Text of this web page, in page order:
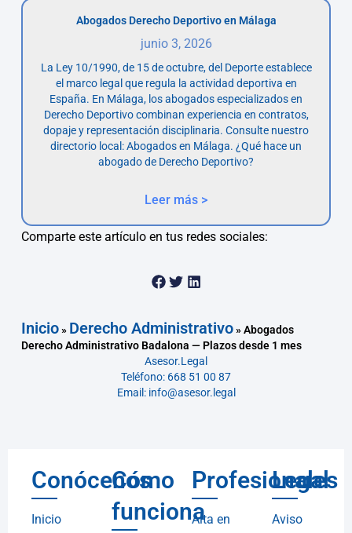
Abogados Derecho Deportivo en Málaga
junio 3, 2026
La Ley 10/1990, de 15 de octubre, del Deporte establece
el marco legal que regula la actividad deportiva en
España. En Málaga, los abogados especializados en
Derecho Deportivo combinan experiencia en contratos,
dopaje y representación disciplinaria. Consulte nuestro
directorio local: Abogados en Málaga. ¿Qué hace un
abogado de Derecho Deportivo?
Leer más >
Comparte este artículo en tus redes sociales:
Inicio» Derecho Administrativo»Abogados
Derecho Administrativo Badalona — Plazos desde 1 mes
Asesor.Legal
Teléfono: 668 51 00 87
Email: info@asesor.legal
Conócenos
Inicio
Cómo
funciona
Profesionales
Alta en
Legal
Aviso